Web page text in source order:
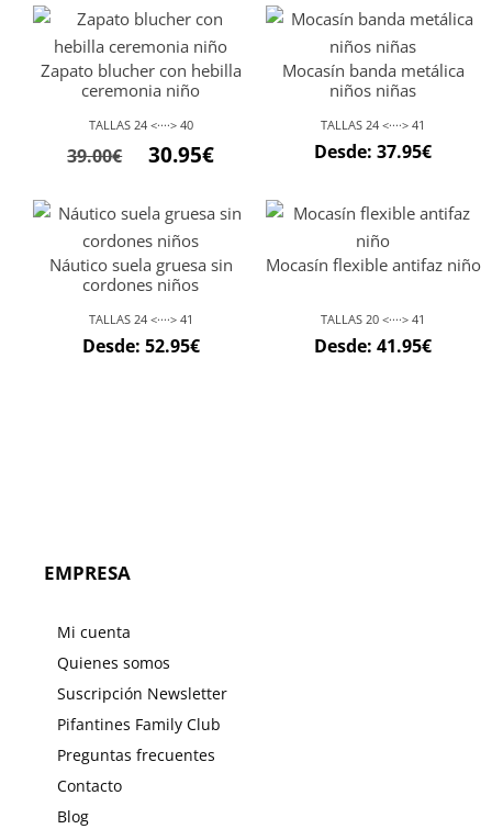
Zapato blucher con hebilla
ceremonia niño
TALLAS 24 <····> 40
39.00€ 30.95€
Mocasín banda metálica
niños niñas
TALLAS 24 <····> 41
Desde:37.95€
Náutico suela gruesa sin
cordones niños
TALLAS 24 <····> 41
Desde: 52.95€
Mocasín flexible antifaz niño
TALLAS 20 <····> 41
Desde:41.95€
EMPRESA
Mi cuenta
Quienes somos
Suscripción Newsletter
Pifantines Family Club
Preguntas frecuentes
Contacto
Blog